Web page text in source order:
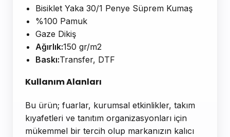
Bisiklet Yaka 30/1 Penye Süprem Kumaş
%100 Pamuk
Gaze Dikiş
Ağırlık:150 gr/m2
Baskı:Transfer, DTF
Kullanım Alanları
Bu ürün; fuarlar, kurumsal etkinlikler, takım
kıyafetleri ve tanıtım organizasyonları için
mükemmel bir tercih olup markanızın kalıcı